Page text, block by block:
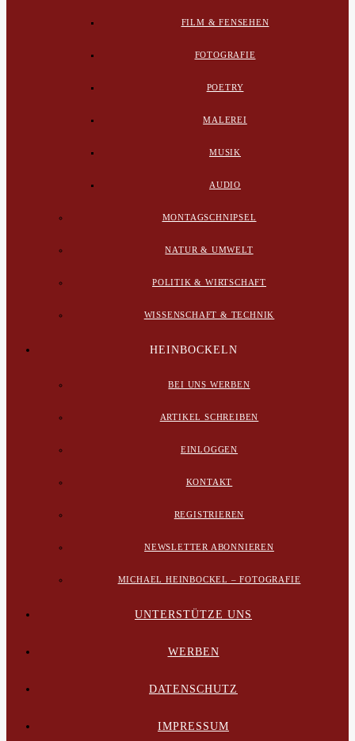
FILM & FENSEHEN
FOTOGRAFIE
POETRY
MALEREI
MUSIK
AUDIO
MONTAGSCHNIPSEL
NATUR & UMWELT
POLITIK & WIRTSCHAFT
WISSENSCHAFT & TECHNIK
HEINBOCKELN
BEI UNS WERBEN
ARTIKEL SCHREIBEN
EINLOGGEN
KONTAKT
REGISTRIEREN
NEWSLETTER ABONNIEREN
MICHAEL HEINBOCKEL – FOTOGRAFIE
UNTERSTÜTZE UNS
WERBEN
DATENSCHUTZ
IMPRESSUM